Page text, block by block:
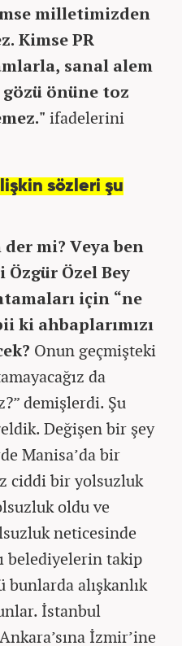
milletimizden
Kimse PR
sanal alem
önüne toz
ifadelerini
sözleri şu
der mi? Veya ben
Özgür Özel Bey
için “ne
ki ahbaplarımızı
Onun geçmişteki
da
demişlerdi. Şu
Değişen bir şey
Manisa’da bir
ciddi bir yolsuzluk
oldu ve
neticesinde
belediyelerin takip
alışkanlık
İstanbul
İzmir’ine